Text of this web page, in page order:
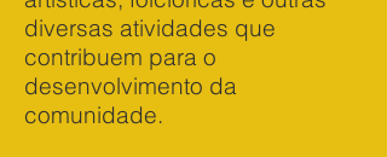
diversas atividades que
contribuem para o
desenvolvimento da
comunidade.